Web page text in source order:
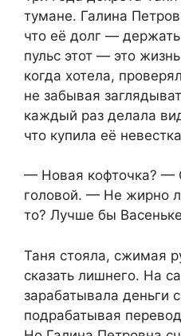
тумане. Галина
что её долг — держать
пульс этот — это
когда хотела,
не забывая
каждый раз делала
что купила её
— Новая кофточка? —
головой. — Не жирно
то? Лучше бы
Таня стояла, сжимая
сказать лишнего. На
зарабатывала деньги
подрабатывая